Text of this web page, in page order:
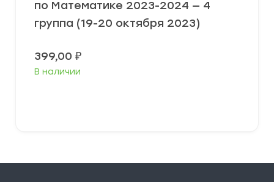
по Математике 2023-2024 — 4
группа (19-20 октября 2023)
399,00 ₽
В наличии